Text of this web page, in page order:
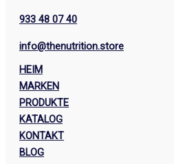
933 48 07 40
info@thenutrition.store
HEIM
MARKEN
PRODUKTE
KATALOG
KONTAKT
BLOG